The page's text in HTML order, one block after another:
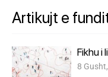
Artikujt e
Fikhu i
8